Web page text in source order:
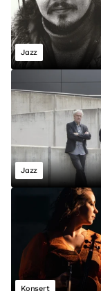
Jazz
Jazz
Konsert